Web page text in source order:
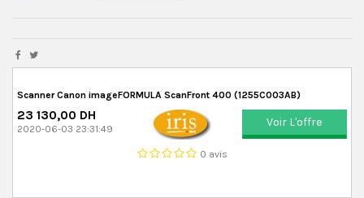
Scanner Canon imageFORMULA ScanFront 400 (1255C003AB)
23 130,00 DH
2020-06-03 23:31:49
0 avis
Voir L'offre